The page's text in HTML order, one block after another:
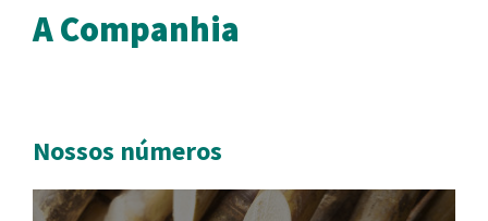
A Companhia
Nossos números